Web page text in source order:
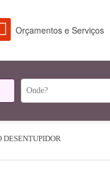
Orçamentos e Serviços
DESENTUPIDOR